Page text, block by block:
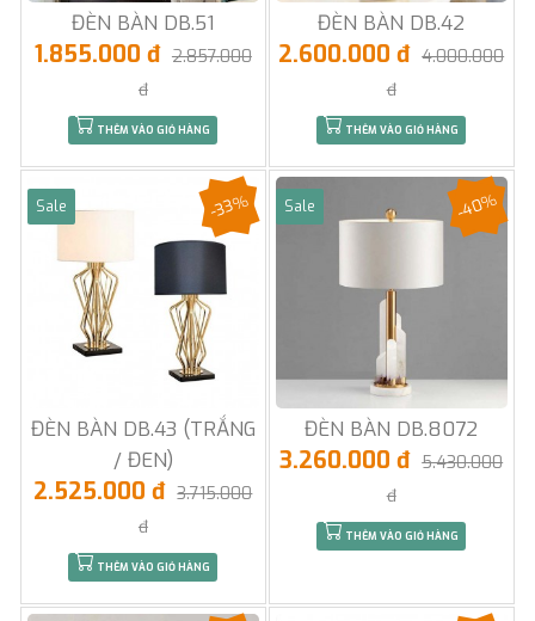
ĐÈN BÀN DB.51
1.855.000 đ 2.857.000
đ
THÊM VÀO GIỎ HÀNG
ĐÈN BÀN DB.42
2.600.000 đ 4.000.000
đ
THÊM VÀO GIỎ HÀNG
Sale
ĐÈN BÀN DB.43 (TRẮNG
/ ĐEN)
-33%
2.525.000 đ 3.715.000
đ
THÊM VÀO GIỎ HÀNG
Sale
ĐÈN BÀN DB.8072
-40%
3.260.000 đ 5.430.000
đ
THÊM VÀO GIỎ HÀNG